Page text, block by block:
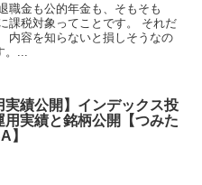
職金も公的年金も、そもそも
課税対象ってことです。 それだ
内容を知らないと損しそうなの
...
実績公開】インデックス投
用実績と銘柄公開【つみた
】